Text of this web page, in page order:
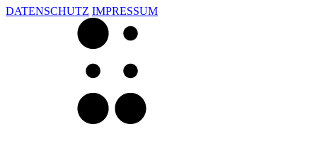
DATENSCHUTZ IMPRESSUM